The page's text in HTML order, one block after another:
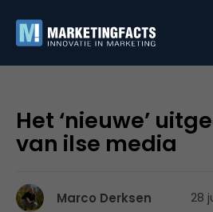
Het ‘nieuwe’
van ilse media
Marco Derksen 28